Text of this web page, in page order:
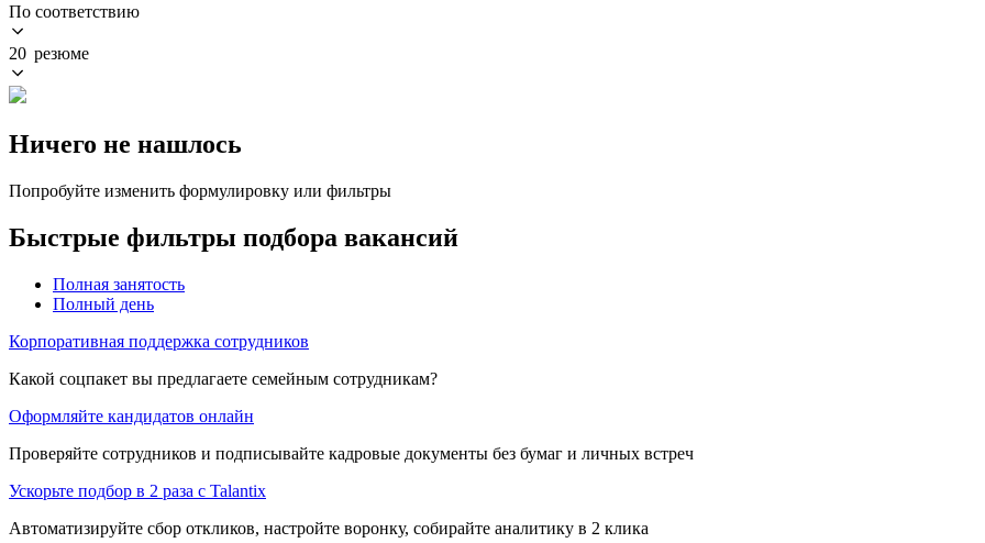
По соответствию
20 резюме
Ничего не нашлось
Попробуйте изменить формулировку или фильтры
Быстрые фильтры подбора вакансий
Полная занятость
Полный день
Корпоративная поддержка сотрудников
Какой соцпакет вы предлагаете семейным сотрудникам?
Оформляйте кандидатов онлайн
Проверяйте сотрудников и подписывайте кадровые документы без бумаг и личных встреч
Ускорьте подбор в 2 раза с Talantix
Автоматизируйте сбор откликов, настройте воронку, собирайте аналитику в 2 клика